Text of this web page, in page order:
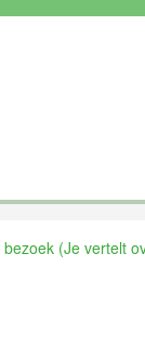
(Je vertelt